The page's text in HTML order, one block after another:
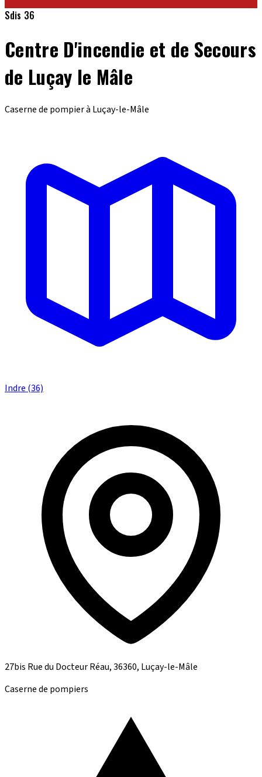
Sdis 36
Centre D'incendie et de Secours
de Luçay le Mâle
Caserne de pompier à Luçay-le-Mâle
Indre (36)
27bis Rue du Docteur Réau, 36360, Luçay-le-Mâle
Caserne de pompiers